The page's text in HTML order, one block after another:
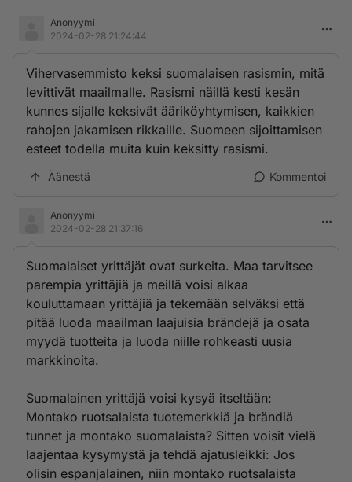
Anonyymi
2024-02-28 21:24:44
Vihervasemmisto keksi suomalaisen rasismin, mitä
levittivät maailmalle. Rasismi näillä kesti kesän
kunnes sijalle keksivät ääriköyhtymisen, kaikkien
rahojen jakamisen rikkaille. Suomeen sijoittamisen
esteet todella muita kuin keksitty rasismi.
Äänestä Kommentoi
Anonyymi
2024-02-28 21:37:16
Suomalaiset yrittäjät ovat surkeita. Maa tarvitsee
parempia yrittäjiä ja meillä voisi alkaa
kouluttamaan yrittäjiä ja tekemään selväksi että
pitää luoda maailman laajuisia brändejä ja osata
myydä tuotteita ja luoda niille rohkeasti uusia
markkinoita.
Suomalainen yrittäjä voisi kysyä itseltään:
Montako ruotsalaista tuotemerkkiä ja brändiä
tunnet ja montako suomalaista? Sitten voisit vielä
laajentaa kysymystä ja tehdä ajatusleikki: Jos
olisin espanjalainen, niin montako ruotsalaista